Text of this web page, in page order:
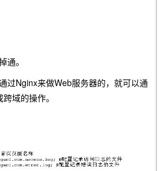
通。
过Nginx来做Web服务器的，就可以通
域的操作。